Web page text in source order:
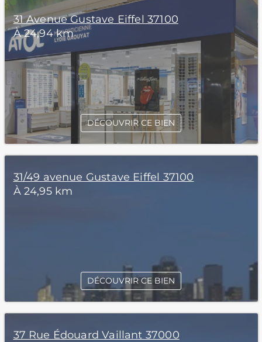
31 Avenue Gustave Eiffel 37100
À 24,94 km
DÉCOUVRIR CE BIEN
31/49 avenue Gustave Eiffel 37100
À 24,95 km
DÉCOUVRIR CE BIEN
37 Rue Édouard Vaillant 37000